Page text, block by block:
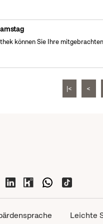
können Sie Ihre
|< <
Leichte